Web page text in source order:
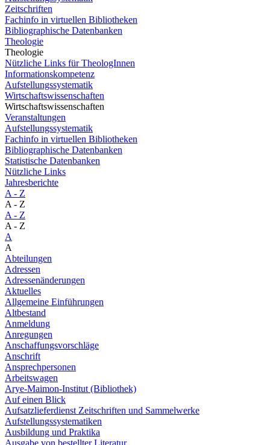
Zeitschriften
Fachinfo in virtuellen Bibliotheken
Bibliographische Datenbanken
Theologie
Theologie
Nützliche Links für TheologInnen
Informationskompetenz
Aufstellungssystematik
Wirtschaftswissenschaften
Wirtschaftswissenschaften
Veranstaltungen
Aufstellungssystematik
Fachinfo in virtuellen Bibliotheken
Bibliographische Datenbanken
Statistische Datenbanken
Nützliche Links
Jahresberichte
A - Z
A - Z
A - Z
A - Z
A
A
Abteilungen
Adressen
Adressenänderungen
Aktuelles
Allgemeine Einführungen
Altbestand
Anmeldung
Anregungen
Anschaffungsvorschläge
Anschrift
Ansprechpersonen
Arbeitswagen
Arye-Maimon-Institut (Bibliothek)
Auf einen Blick
Aufsatzlieferdienst Zeitschriften und Sammelwerke
Aufstellungssystematiken
Ausbildung und Praktika
Ausgabe von bestellter Literatur